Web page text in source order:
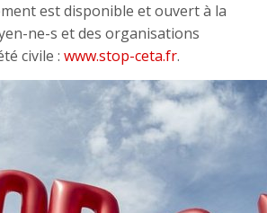
est disponible et ouvert à la
ne-s et des organisations
civile : www.stop-ceta.fr.